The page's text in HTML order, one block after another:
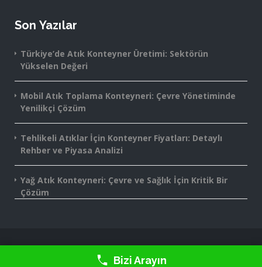
Son Yazılar
Türkiye’de Atık Konteyner Üretimi: Sektörün
Yükselen Değeri
Mobil Atık Toplama Konteyneri: Çevre Yönetiminde
Yenilikçi Çözüm
Tehlikeli Atıklar İçin Konteyner Fiyatları: Detaylı
Rehber ve Piyasa Analizi
Yağ Atık Konteyneri: Çevre ve Sağlık İçin Kritik Bir
Çözüm
2016-2025 Monte Grup® - Tüm Hakları Saklıdır.
Bizi Arayın